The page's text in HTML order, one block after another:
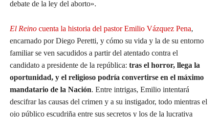
debate de la ley del aborto».
El Reino cuenta la historia del pastor Emilio Vázquez Pena,
encarnado por Diego Peretti, y cómo su vida y la de su entorno
familiar se ven sacudidos a partir del atentado contra el
candidato a presidente de la república: tras el horror, llega la
oportunidad, y el religioso podría convertirse en el máximo
mandatario de la Nación. Entre intrigas, Emilio intentará
descifrar las causas del crimen y a su instigador, todo mientras el
ojo público escudriña entre sus secretos y los de la lucrativa